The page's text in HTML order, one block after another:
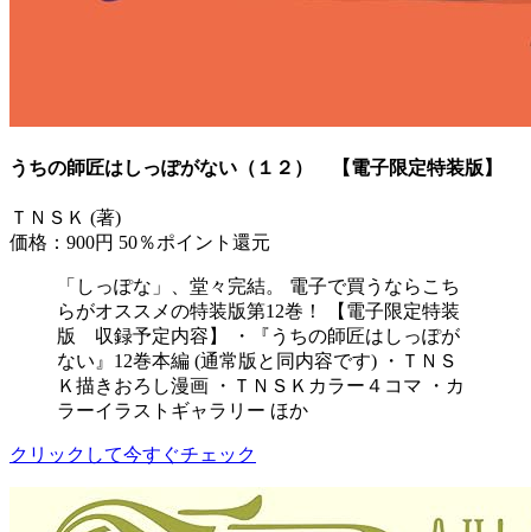
うちの師匠はしっぽがない（１２） 【電子限定特装版】
ＴＮＳＫ (著)
価格：900円 50％ポイント還元
「しっぽな」、堂々完結。 電子で買うならこち
らがオススメの特装版第12巻！ 【電子限定特装
版 収録予定内容】 ・『うちの師匠はしっぽが
ない』12巻本編 (通常版と同内容です) ・ＴＮＳ
Ｋ描きおろし漫画 ・ＴＮＳＫカラー４コマ ・カ
ラーイラストギャラリー ほか
クリックして今すぐチェック